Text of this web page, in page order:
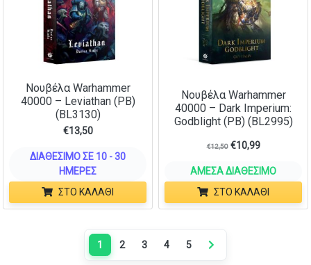
Νουβέλα Warhammer
40000 – Leviathan (PB)
(BL3130)
€13,50
ΔΙΑΘΈΣΙΜΟ ΣΕ 10 - 30
ΗΜΈΡΕΣ
ΣΤΟ ΚΑΛΆΘΙ
Νουβέλα Warhammer
40000 – Dark Imperium:
Godblight (PB) (BL2995)
€12,50 €10,99
ΆΜΕΣΑ ΔΙΑΘΈΣΙΜΟ
ΣΤΟ ΚΑΛΆΘΙ
1 2 3 4 5 Next page